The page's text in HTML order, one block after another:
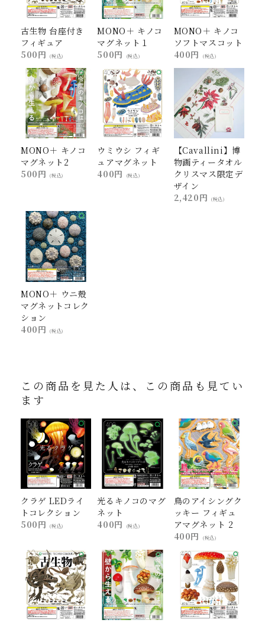
古生物 台座付き
フィギュア
500円
(税込)
MONO＋ キノコ
マグネット１
500円
(税込)
MONO＋ キノコ
ソフトマスコット
400円
(税込)
MONO＋ キノコ
マグネット2
500円
(税込)
ウミウシ フィギ
ュアマグネット
400円
(税込)
【Cavallini】博
物画ティータオル
クリスマス限定デ
ザイン
2,420円
(税込)
MONO＋ ウニ殻
マグネットコレク
ション
400円
(税込)
この商品を見た人は、この商品も見てい
ます
クラゲ LEDライ
トコレクション
500円
(税込)
光るキノコのマグ
ネット
400円
(税込)
鳥のアイシングク
ッキー フィギュ
アマグネット 2
400円
(税込)